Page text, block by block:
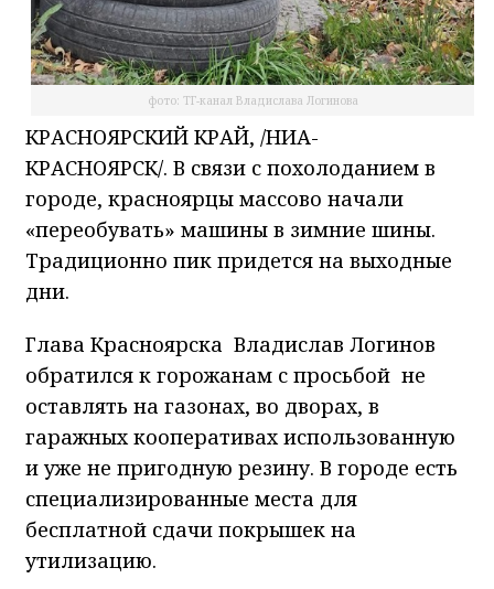
фото: ТГ-канал Владислава Логинова
КРАСНОЯРСКИЙ КРАЙ, /НИА-
КРАСНОЯРСК/. В связи с похолоданием в
городе, красноярцы массово начали
«переобувать» машины в зимние шины.
Традиционно пик придется на выходные
дни.
Глава Красноярска Владислав Логинов
обратился к горожанам с просьбой не
оставлять на газонах, во дворах, в
гаражных кооперативах использованную
и уже не пригодную резину. В городе есть
специализированные места для
бесплатной сдачи покрышек на
утилизацию.